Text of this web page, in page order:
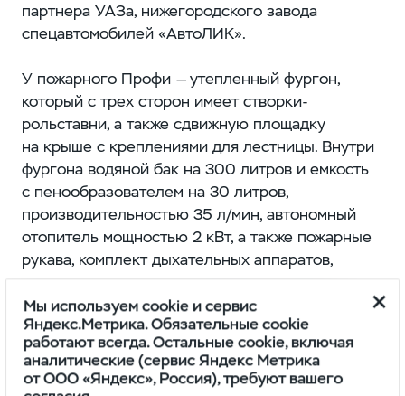
партнера УАЗа, нижегородского завода
спецавтомобилей «АвтоЛИК».
У пожарного Профи — утепленный фургон,
который с трех сторон имеет створки-
рольставни, а также сдвижную площадку
на крыше с креплениями для лестницы. Внутри
фургона водяной бак на 300 литров и емкость
с пенообразователем на 30 литров,
производительностью 35 л/мин, автономный
отопитель мощностью 2 кВт, а также пожарные
рукава, комплект дыхательных аппаратов,
огнетушители, ручные ножницы для резки
металла, резак для ремней безопасности,
паяльная лампа, отрезная дисковая пила
и запасные диски к ней, гидравлические
кусачки... Список допоборудования может быть
Мы используем cookie и сервис
Яндекс.Метрика. Обязательные cookie
работают всегда. Остальные cookie, включая
аналитические (сервис Яндекс Метрика
от ООО «Яндекс», Россия), требуют вашего